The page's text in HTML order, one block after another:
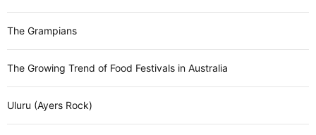
The Grampians
The Growing Trend of Food Festivals in Australia
Uluru (Ayers Rock)